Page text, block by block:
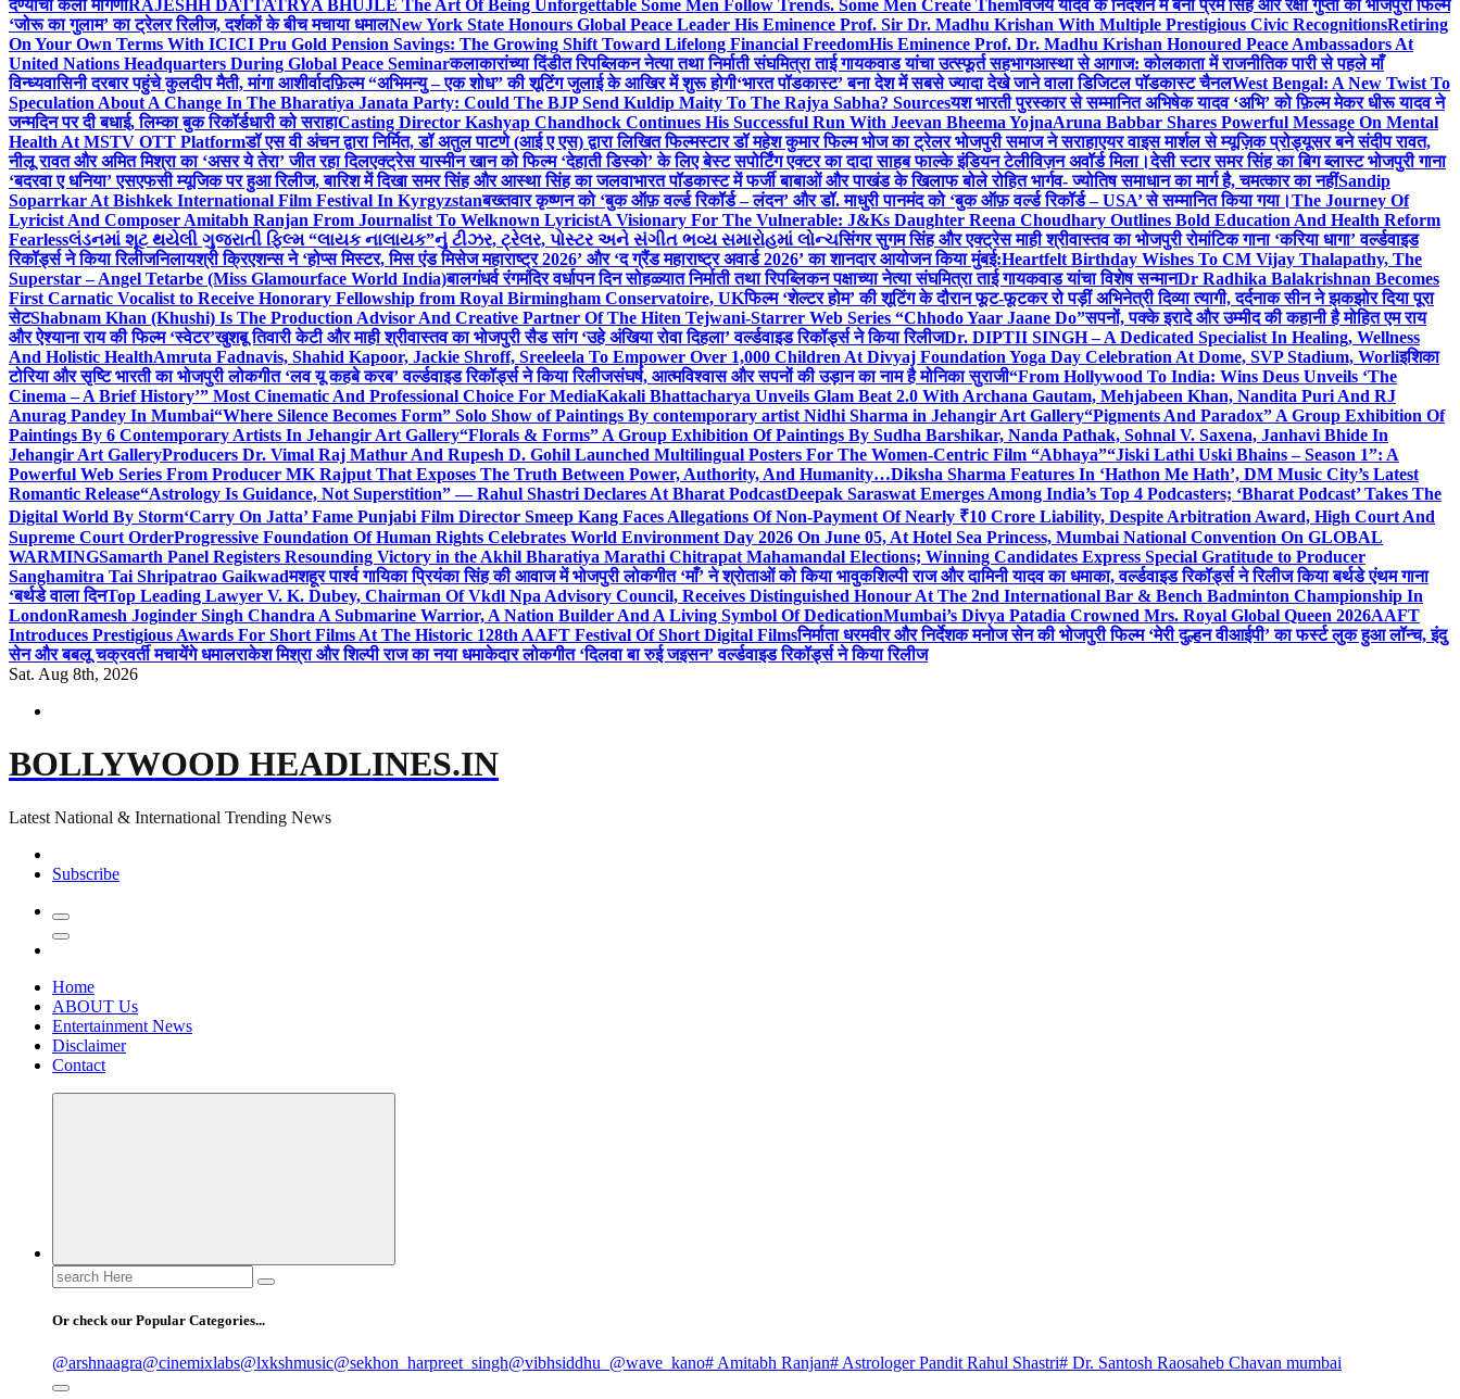
देण्याची केली मागणीRAJESHH DATTATRYA BHUJLE The Art Of Being Unforgettable Some Men Follow Trends. Some Men Create Themविजय यादव के निर्देशन में बनी प्रेम सिंह और रक्षा गुप्ता की भोजपुरी फिल्म
‘जोरू का गुलाम’ का ट्रेलर रिलीज, दर्शकों के बीच मचाया धमालNew York State Honours Global Peace Leader His Eminence Prof. Sir Dr. Madhu Krishan With Multiple Prestigious Civic RecognitionsRetiring
On Your Own Terms With ICICI Pru Gold Pension Savings: The Growing Shift Toward Lifelong Financial FreedomHis Eminence Prof. Dr. Madhu Krishan Honoured Peace Ambassadors At
United Nations Headquarters During Global Peace Seminarकलाकारांच्या दिंडीत रिपब्लिकन नेत्या तथा निर्माती संघमित्रा ताई गायकवाड यांचा उत्स्फूर्त सहभागआस्था से आगाज: कोलकाता में राजनीतिक पारी से पहले माँ
विन्ध्यवासिनी दरबार पहुंचे कुलदीप मैती, मांगा आशीर्वादफ़िल्म “अभिमन्यु – एक शोध” की शूटिंग जुलाई के आखिर में शुरू होगी‘भारत पॉडकास्ट’ बना देश में सबसे ज्यादा देखे जाने वाला डिजिटल पॉडकास्ट चैनलWest Bengal: A New Twist To
Speculation About A Change In The Bharatiya Janata Party: Could The BJP Send Kuldip Maity To The Rajya Sabha? Sourcesयश भारती पुरस्कार से सम्मानित अभिषेक यादव ‘अभि’ को फ़िल्म मेकर धीरू यादव ने
जन्मदिन पर दी बधाई, लिम्का बुक रिकॉर्डधारी को सराहाCasting Director Kashyap Chandhock Continues His Successful Run With Jeevan Bheema YojnaAruna Babbar Shares Powerful Message On Mental
Health At MSTV OTT Platformडॉ एस वी अंचन द्वारा निर्मित, डॉ अतुल पाटणे (आई ए एस) द्वारा लिखित फिल्मस्टार डॉ महेश कुमार फिल्म भोज का ट्रेलर भोजपुरी समाज ने सराहाएयर वाइस मार्शल से म्यूज़िक प्रोड्यूसर बने संदीप रावत,
नीलू रावत और अमित मिश्रा का ‘असर ये तेरा’ जीत रहा दिलएक्ट्रेस यास्मीन खान को फिल्म ‘देहाती डिस्को’ के लिए बेस्ट सपोर्टिंग एक्टर का दादा साहब फाल्के इंडियन टेलीविज़न अवॉर्ड मिला।देसी स्टार समर सिंह का बिग ब्लास्ट भोजपुरी गाना
‘बदरवा ए धनिया’ एसएफसी म्यूजिक पर हुआ रिलीज, बारिश में दिखा समर सिंह और आस्था सिंह का जलवाभारत पॉडकास्ट में फर्जी बाबाओं और पाखंड के खिलाफ बोले रोहित भार्गव- ज्योतिष समाधान का मार्ग है, चमत्कार का नहींSandip
Soparrkar At Bishkek International Film Festival In Kyrgyzstanबख्तवार कृष्णन को ‘बुक ऑफ़ वर्ल्ड रिकॉर्ड – लंदन’ और डॉ. माधुरी पानमंद को ‘बुक ऑफ़ वर्ल्ड रिकॉर्ड – USA’ से सम्मानित किया गया।The Journey Of
Lyricist And Composer Amitabh Ranjan From Journalist To Welknown LyricistA Visionary For The Vulnerable: J&Ks Daughter Reena Choudhary Outlines Bold Education And Health Reform
Fearlessલંડનમાં શૂટ થયેલી ગુજરાતી ફિલ્મ “લાયક નાલાયક”નું ટીઝર, ટ્રેલર, પોસ્ટર અને સંગીત ભવ્ય સમારોહમાં લોન્ચसिंगर सुगम सिंह और एक्ट्रेस माही श्रीवास्तव का भोजपुरी रोमांटिक गाना ‘करिया धागा’ वर्ल्डवाइड
रिकॉर्ड्स ने किया रिलीजनिलायश्री क्रिएशन्स ने ‘होप्स मिस्टर, मिस एंड मिसेज महाराष्ट्र 2026’ और ‘द ग्रैंड महाराष्ट्र अवार्ड 2026’ का शानदार आयोजन किया मुंबई:Heartfelt Birthday Wishes To CM Vijay Thalapathy, The
Superstar – Angel Tetarbe (Miss Glamourface World India)बालगंधर्व रंगमंदिर वर्धापन दिन सोहळ्यात निर्माती तथा रिपब्लिकन पक्षाच्या नेत्या संघमित्रा ताई गायकवाड यांचा विशेष सन्मानDr Radhika Balakrishnan Becomes
First Carnatic Vocalist to Receive Honorary Fellowship from Royal Birmingham Conservatoire, UKफिल्म ‘शेल्टर होम’ की शूटिंग के दौरान फूट-फूटकर रो पड़ीं अभिनेत्री दिव्या त्यागी, दर्दनाक सीन ने झकझोर दिया पूरा
सेटShabnam Khan (Khushi) Is The Production Advisor And Creative Partner Of The Hiten Tejwani-Starrer Web Series “Chhodo Yaar Jaane Do”सपनों, पक्के इरादे और उम्मीद की कहानी है मोहित एम राय
और ऐश्याना राय की फिल्म ‘स्वेटर’खुशबू तिवारी केटी और माही श्रीवास्तव का भोजपुरी सैड सांग ‘उहे अंखिया रोवा दिहला’ वर्ल्डवाइड रिकॉर्ड्स ने किया रिलीजDr. DIPTII SINGH – A Dedicated Specialist In Healing, Wellness
And Holistic HealthAmruta Fadnavis, Shahid Kapoor, Jackie Shroff, Sreeleela To Empower Over 1,000 Children At Divyaj Foundation Yoga Day Celebration At Dome, SVP Stadium, Worliइशिका
टोरिया और सृष्टि भारती का भोजपुरी लोकगीत ‘लव यू कहबे करब’ वर्ल्डवाइड रिकॉर्ड्स ने किया रिलीजसंघर्ष, आत्मविश्वास और सपनों की उड़ान का नाम है मोनिका सुराजी“From Hollywood To India: Wins Deus Unveils ‘The
Cinema – A Brief History’” Most Cinematic And Professional Choice For MediaKakali Bhattacharya Unveils Glam Beat 2.0 With Archana Gautam, Mehjabeen Khan, Nandita Puri And RJ
Anurag Pandey In Mumbai“Where Silence Becomes Form” Solo Show of Paintings By contemporary artist Nidhi Sharma in Jehangir Art Gallery“Pigments And Paradox” A Group Exhibition Of
Paintings By 6 Contemporary Artists In Jehangir Art Gallery“Florals & Forms” A Group Exhibition Of Paintings By Sudha Barshikar, Nanda Pathak, Sohnal V. Saxena, Janhavi Bhide In
Jehangir Art GalleryProducers Dr. Vimal Raj Mathur And Rupesh D. Gohil Launched Multilingual Posters For The Women-Centric Film “Abhaya”“Jiski Lathi Uski Bhains – Season 1”: A
Powerful Web Series From Producer MK Rajput That Exposes The Truth Between Power, Authority, And Humanity…Diksha Sharma Features In ‘Hathon Me Hath’, DM Music City’s Latest
Romantic Release“Astrology Is Guidance, Not Superstition” — Rahul Shastri Declares At Bharat PodcastDeepak Saraswat Emerges Among India’s Top 4 Podcasters; ‘Bharat Podcast’ Takes The
Digital World By Storm‘Carry On Jatta’ Fame Punjabi Film Director Smeep Kang Faces Allegations Of Non-Payment Of Nearly ₹10 Crore Liability, Despite Arbitration Award, High Court And
Supreme Court OrderProgressive Foundation Of Human Rights Celebrates World Environment Day 2026 On June 05, At Hotel Sea Princess, Mumbai National Convention On GLOBAL
WARMINGSamarth Panel Registers Resounding Victory in the Akhil Bharatiya Marathi Chitrapat Mahamandal Elections; Winning Candidates Express Special Gratitude to Producer
Sanghamitra Tai Shripatrao Gaikwadमशहूर पार्श्व गायिका प्रियंका सिंह की आवाज में भोजपुरी लोकगीत ‘माँ’ ने श्रोताओं को किया भावुकशिल्पी राज और दामिनी यादव का धमाका, वर्ल्डवाइड रिकॉर्ड्स ने रिलीज किया बर्थडे एंथम गाना
‘बर्थडे वाला दिनTop Leading Lawyer V. K. Dubey, Chairman Of Vkdl Npa Advisory Council, Receives Distinguished Honour At The 2nd International Bar & Bench Badminton Championship In
LondonRamesh Joginder Singh Chandra A Submarine Warrior, A Nation Builder And A Living Symbol Of DedicationMumbai’s Divya Patadia Crowned Mrs. Royal Global Queen 2026AAFT
Introduces Prestigious Awards For Short Films At The Historic 128th AAFT Festival Of Short Digital Filmsनिर्माता धरमवीर और निर्देशक मनोज सेन की भोजपुरी फिल्म ‘मेरी दुल्हन वीआईपी’ का फर्स्ट लुक हुआ लॉन्च, इंदु
सेन और बबलू चक्रवर्ती मचायेंगे धमालराकेश मिश्रा और शिल्पी राज का नया धमाकेदार लोकगीत ‘दिलवा बा रुई जइसन’ वर्ल्डवाइड रिकॉर्ड्स ने किया रिलीज
Sat. Aug 8th, 2026
BOLLYWOOD HEADLINES.IN
Latest National & International Trending News
Subscribe
Home
ABOUT Us
Entertainment News
Disclaimer
Contact
Search
for:
Or check our Popular Categories...
@arshnaagra@cinemixlabs@lxkshmusic@sekhon_harpreet_singh@vibhsiddhu_ @wave_kano# Amitabh Ranjan# Astrologer Pandit Rahul Shastri# Dr. Santosh Raosaheb Chavan mumbai